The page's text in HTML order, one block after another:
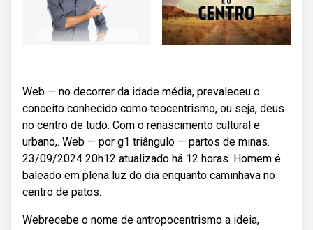
Web — no decorrer da idade média, prevaleceu o
conceito conhecido como teocentrismo, ou seja, deus
no centro de tudo. Com o renascimento cultural e
urbano,. Web — por g1 triângulo — partos de minas.
23/09/2024 20h12 atualizado há 12 horas. Homem é
baleado em plena luz do dia enquanto caminhava no
centro de patos.
Webrecebe o nome de antropocentrismo a ideia,